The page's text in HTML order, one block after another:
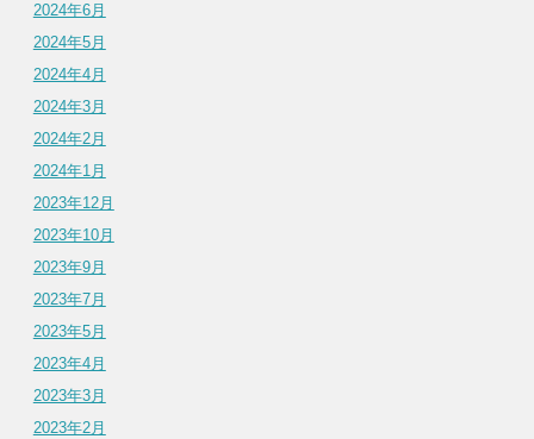
2024年6月
2024年5月
2024年4月
2024年3月
2024年2月
2024年1月
2023年12月
2023年10月
2023年9月
2023年7月
2023年5月
2023年4月
2023年3月
2023年2月